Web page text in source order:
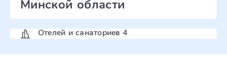
Минской области
Отелей и санаториев 4